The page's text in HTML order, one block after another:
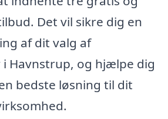
Det vil sikre dig en
af dit valg af
Havnstrup, og hjælpe dig
bedste løsning til dit